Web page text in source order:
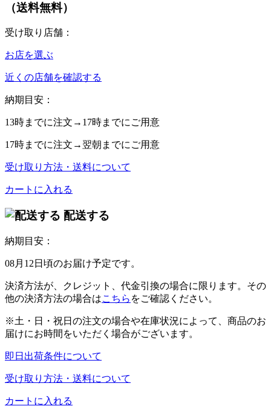
（送料無料）
受け取り店舗：
お店を選ぶ
近くの店舗を確認する
納期目安：
13時までに注文→ 17時までにご用意
17時までに注文→ 翌朝 までにご用意
受け取り方法・送料について
カートに入れる
配送する
納期目安：
08月12日頃のお届け予定です。
決済方法が、クレジット、代金引換の場合に限ります。その
他の決済方法の場合はこちら をご確認ください。
※土・日・祝日の注文の場合や在庫状況によって、商品のお
届けにお時間をいただく場合がございます。
即日出荷条件について
受け取り方法・送料について
カートに入れる